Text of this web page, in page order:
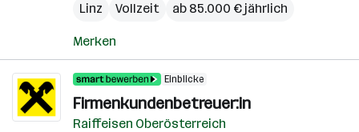
Linz
Vollzeit ab 85.000 € jährlich
Merken
Einblicke
Firmenkundenbetreuer:in
Raiffeisen Oberösterreich